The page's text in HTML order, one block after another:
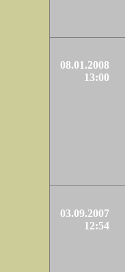
08.01.2008
13:00
03.09.2007
12:54